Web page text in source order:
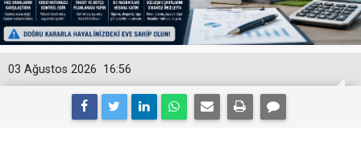
16:56
03 Ağustos 2026